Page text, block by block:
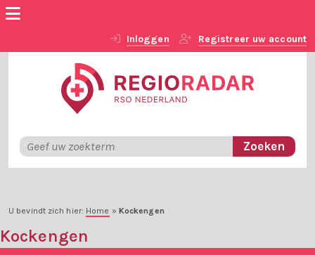
Inloggen Registreer uw account
U bevindt zich hier: Home » Kockengen
Kockengen